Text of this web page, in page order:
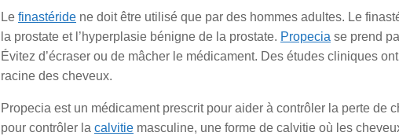
Le finastéride ne doit être utilisé que par des hommes adultes. Le
la prostate et l’hyperplasie bénigne de la prostate. Propecia se prend
Évitez d’écraser ou de mâcher le médicament. Des études cliniques
racine des cheveux.
Propecia est un médicament prescrit pour aider à contrôler la perte de
pour contrôler la calvitie masculine, une forme de calvitie où les